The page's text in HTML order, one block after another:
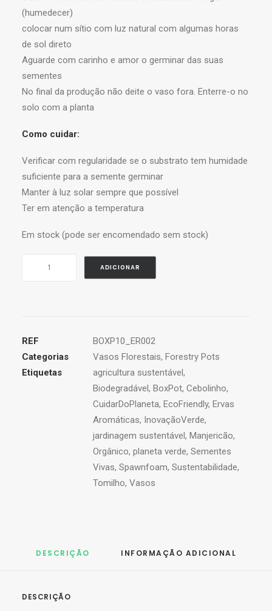
(humedecer)
colocar num sítio com luz natural com algumas horas
de sol direto
Aguarde com carinho e amor o germinar das suas
sementes
No final da produção não deite o vaso fora. Enterre-o no
solo com a planta
Como cuidar:
Verificar com regularidade se o substrato tem humidade
suficiente para a semente germinar
Manter à luz solar sempre que possível
Ter em atenção a temperatura
Em stock (pode ser encomendado sem stock)
Kit
de
Ervas
ADICIONAR
REF
BOXP10_ER002
Categorias
Vasos Florestais, Forestry Pots
Etiquetas
agricultura sustentável,
Biodegradável, BoxPot, Cebolinho,
CuidarDoPlaneta, EcoFriendly, Ervas
Aromáticas, InovaçãoVerde,
jardinagem sustentável, Manjericão,
Orgânico, planeta verde, Sementes
Vivas, Spawnfoam, Sustentabilidade,
Tomilho, Vasos
DESCRIÇÃO INFORMAÇÃO ADICIONAL
DESCRIÇÃO